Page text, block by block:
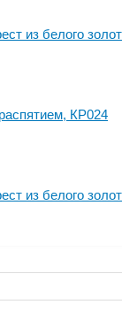
из белого
КР024
из белого